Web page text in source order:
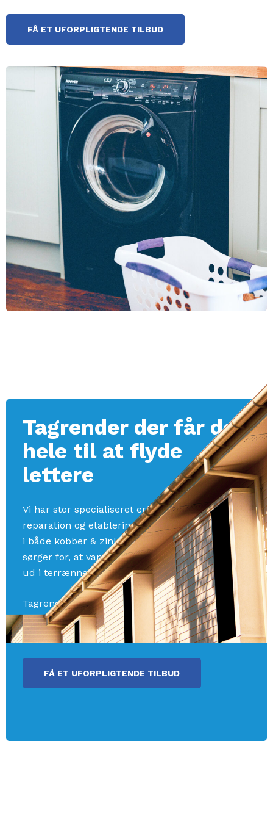
FÅ ET UFORPLIGTENDE TILBUD
Tagrender der får det
hele til at flyde
lettere
Vi har stor specialiseret erfaring indenfor
reparation og etablering af tagrender og nedløb
i både kobber & zink. Tagrender og nedløb
sørger for, at vandet bliver ledt, fra husets tag
ud i terrænnet.
Tagrenden skal sidde ved tagfoden og nedløbet
forbinder tagrenden og regnvandsbrønden.
Tagrender kan udføres i mange materialer.
FÅ ET UFORPLIGTENDE TILBUD